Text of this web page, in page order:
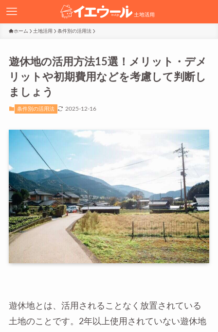
ホーム 土地活用 条件別の活用法
遊休地の活用方法15選！メリット・デメ
リットや初期費用などを考慮して判断し
ましょう
条件別の活用法 2025-12-16
遊休地とは、活用されることなく放置されている
土地のことです。2年以上使用されていない遊休地